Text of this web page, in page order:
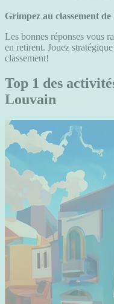
Grimpez au classement
Les bonnes réponses vous
en retirent. Jouez
classement!
Top 1 des
Louvain